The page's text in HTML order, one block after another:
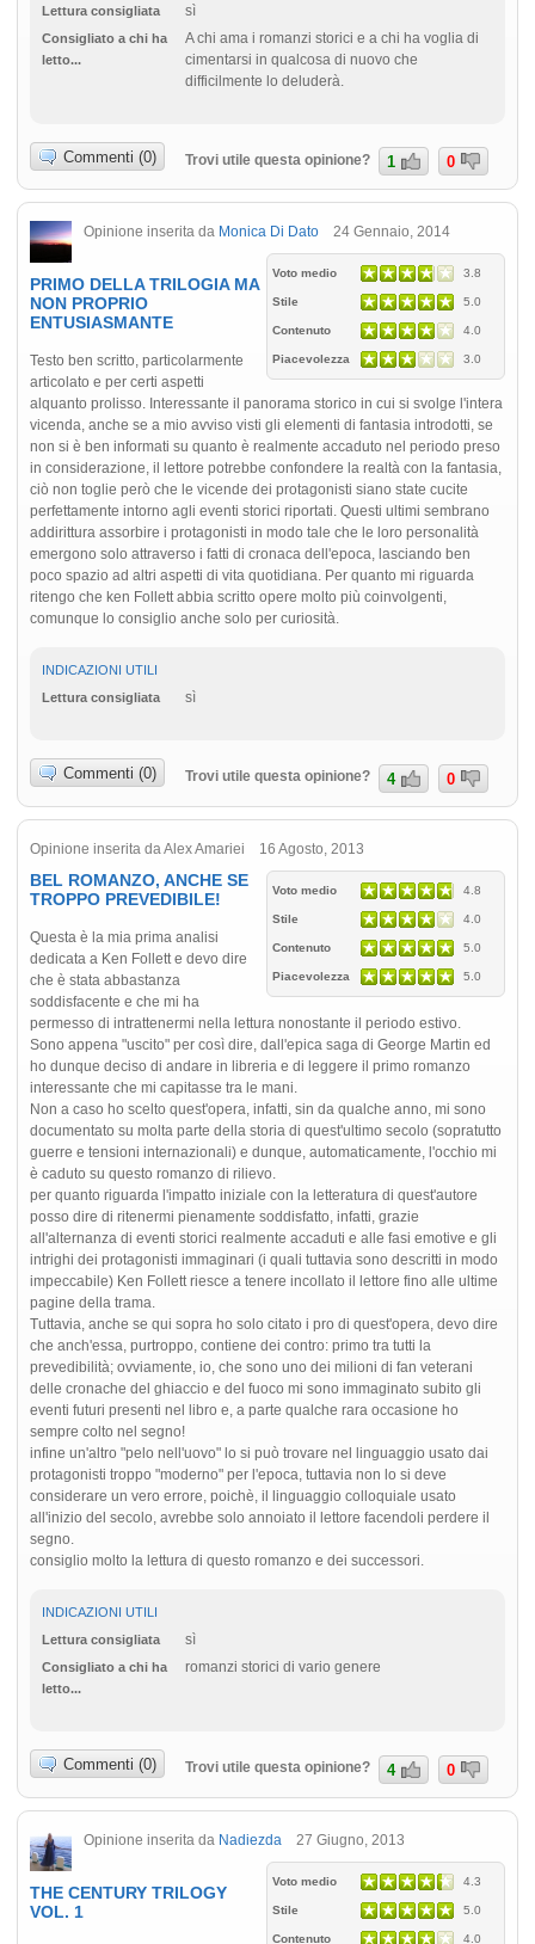
Lettura consigliata
sì
Consigliato a chi ha
letto...
A chi ama i romanzi storici e a chi ha voglia di
cimentarsi in qualcosa di nuovo che
difficilmente lo deluderà.
Commenti (0) Trovi utile questa opinione? 1 0
Opinione inserita da Monica Di Dato 24 Gennaio, 2014
Voto medio 3.8
Stile 5.0
Contenuto 4.0
Piacevolezza 3.0
PRIMO DELLA TRILOGIA MA
NON PROPRIO
ENTUSIASMANTE
Testo ben scritto, particolarmente
articolato e per certi aspetti
alquanto prolisso. Interessante il panorama storico in cui si svolge l'intera
vicenda, anche se a mio avviso visti gli elementi di fantasia introdotti, se
non si è ben informati su quanto è realmente accaduto nel periodo preso
in considerazione, il lettore potrebbe confondere la realtà con la fantasia,
ciò non toglie però che le vicende dei protagonisti siano state cucite
perfettamente intorno agli eventi storici riportati. Questi ultimi sembrano
addirittura assorbire i protagonisti in modo tale che le loro personalità
emergono solo attraverso i fatti di cronaca dell'epoca, lasciando ben
poco spazio ad altri aspetti di vita quotidiana. Per quanto mi riguarda
ritengo che ken Follett abbia scritto opere molto più coinvolgenti,
comunque lo consiglio anche solo per curiosità.
INDICAZIONI UTILI
Lettura consigliata
sì
Commenti (0) Trovi utile questa opinione? 4 0
Opinione inserita da Alex Amariei 16 Agosto, 2013
Voto medio 4.8
Stile 4.0
Contenuto 5.0
Piacevolezza 5.0
BEL ROMANZO, ANCHE SE
TROPPO PREVEDIBILE!
Questa è la mia prima analisi
dedicata a Ken Follett e devo dire
che è stata abbastanza
soddisfacente e che mi ha
permesso di intrattenermi nella lettura nonostante il periodo estivo.
Sono appena "uscito" per così dire, dall'epica saga di George Martin ed
ho dunque deciso di andare in libreria e di leggere il primo romanzo
interessante che mi capitasse tra le mani.
Non a caso ho scelto quest'opera, infatti, sin da qualche anno, mi sono
documentato su molta parte della storia di quest'ultimo secolo (sopratutto
guerre e tensioni internazionali) e dunque, automaticamente, l'occhio mi
è caduto su questo romanzo di rilievo.
per quanto riguarda l'impatto iniziale con la letteratura di quest'autore
posso dire di ritenermi pienamente soddisfatto, infatti, grazie
all'alternanza di eventi storici realmente accaduti e alle fasi emotive e gli
intrighi dei protagonisti immaginari (i quali tuttavia sono descritti in modo
impeccabile) Ken Follett riesce a tenere incollato il lettore fino alle ultime
pagine della trama.
Tuttavia, anche se qui sopra ho solo citato i pro di quest'opera, devo dire
che anch'essa, purtroppo, contiene dei contro: primo tra tutti la
prevedibilità; ovviamente, io, che sono uno dei milioni di fan veterani
delle cronache del ghiaccio e del fuoco mi sono immaginato subito gli
eventi futuri presenti nel libro e, a parte qualche rara occasione ho
sempre colto nel segno!
infine un'altro "pelo nell'uovo" lo si può trovare nel linguaggio usato dai
protagonisti troppo "moderno" per l'epoca, tuttavia non lo si deve
considerare un vero errore, poichè, il linguaggio colloquiale usato
all'inizio del secolo, avrebbe solo annoiato il lettore facendoli perdere il
segno.
consiglio molto la lettura di questo romanzo e dei successori.
INDICAZIONI UTILI
Lettura consigliata
sì
Consigliato a chi ha
letto...
romanzi storici di vario genere
Commenti (0) Trovi utile questa opinione? 4 0
Opinione inserita da Nadiezda 27 Giugno, 2013
Voto medio 4.3
Stile 5.0
Contenuto 4.0
THE CENTURY TRILOGY
VOL. 1